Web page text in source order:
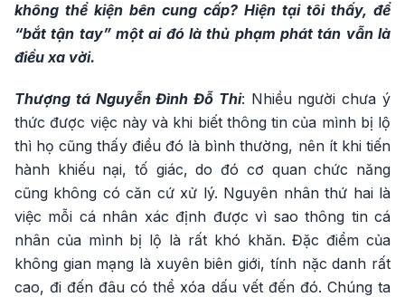
không thể kiện bên cung cấp? Hiện tại tôi thấy, để
“bắt tận tay” một ai đó là thủ phạm phát tán vẫn là
điều xa vời.
Thượng tá Nguyễn Đình Đỗ Thi: Nhiều người chưa ý
thức được việc này và khi biết thông tin của mình bị lộ
thì họ cũng thấy điều đó là bình thường, nên ít khi tiến
hành khiếu nại, tố giác, do đó cơ quan chức năng
cũng không có căn cứ xử lý. Nguyên nhân thứ hai là
việc mỗi cá nhân xác định được vì sao thông tin cá
nhân của mình bị lộ là rất khó khăn. Đặc điểm của
không gian mạng là xuyên biên giới, tính nặc danh rất
cao, đi đến đâu có thể xóa dấu vết đến đó. Chúng ta